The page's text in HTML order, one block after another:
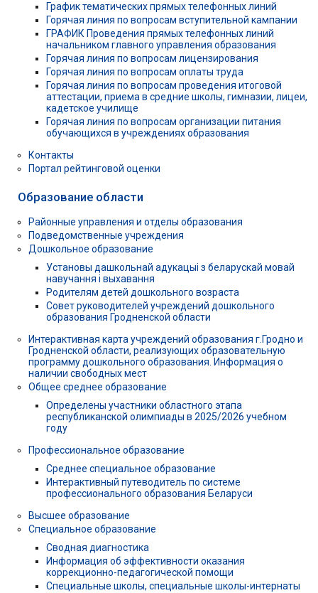
График тематических прямых телефонных линий
Горячая линия по вопросам вступительной кампании
ГРАФИК Проведения прямых телефонных линий
начальником главного управления образования
Горячая линия по вопросам лицензирования
Горячая линия по вопросам оплаты труда
Горячая линия по вопросам проведения итоговой
аттестации, приема в средние школы, гимназии, лицеи,
кадетское училище
Горячая линия по вопросам организации питания
обучающихся в учреждениях образования
Контакты
Портал рейтинговой оценки
Образование области
Районные управления и отделы образования
Подведомственные учреждения
Дошкольное образование
Установы дашкольнай адукацыі з беларускай мовай
навучання і выхавання
Родителям детей дошкольного возраста
Совет руководителей учреждений дошкольного
образования Гродненской области
Интерактивная карта учреждений образования г.Гродно и
Гродненской области, реализующих образовательную
программу дошкольного образования. Информация о
наличии свободных мест
Общее среднее образование
Определены участники областного этапа
республиканской олимпиады в 2025/2026 учебном
году
Профессиональное образование
Среднее специальное образование
Интерактивный путеводитель по системе
профессионального образования Беларуси
Высшее образование
Специальное образование
Сводная диагностика
Информация об эффективности оказания
коррекционно-педагогической помощи
Специальные школы, специальные школы-интернаты